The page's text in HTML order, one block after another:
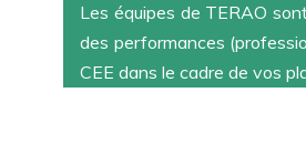
Les équipes de TERAO
des performances
CEE dans le cadre de vos